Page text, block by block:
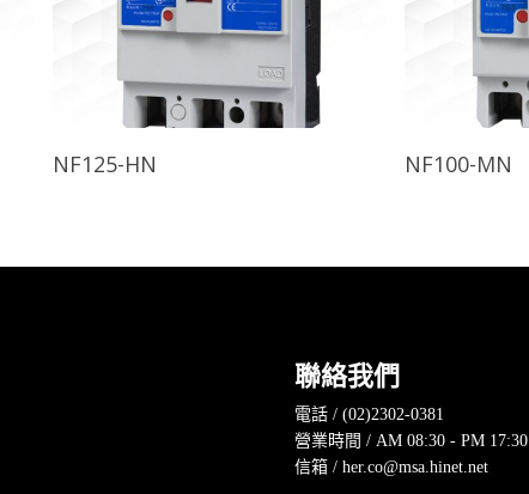
NF125-HN NF100-MN
聯絡我們
電話 / (02)2302-0381
營業時間 / AM 08:30 - PM 17:30
信箱 / her.co@msa.hinet.net